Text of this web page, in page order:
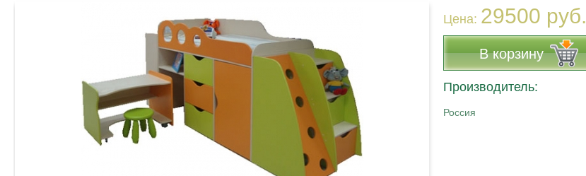
Цена: 29500 руб.
В корзину
Производитель:
Россия